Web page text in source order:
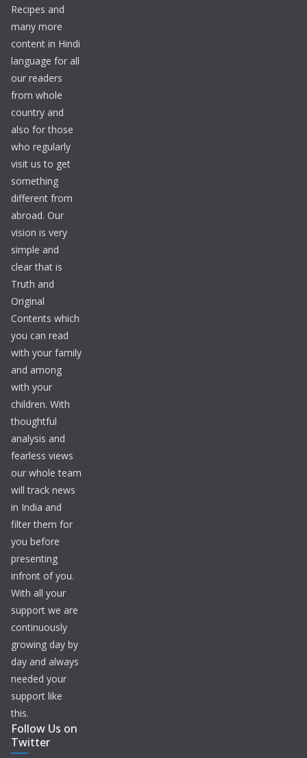
Recipes and
many more
content in Hindi
language for all
our readers
from whole
country and
also for those
who regularly
visit us to get
something
different from
abroad. Our
vision is very
simple and
clear that is
Truth and
Original
Contents which
you can read
with your family
and among
with your
children. With
thoughtful
analysis and
fearless views
our whole team
will track news
in India and
filter them for
you before
presenting
infront of you.
With all your
support we are
continuously
growing day by
day and always
needed your
support like
this.
Follow Us on
Twitter